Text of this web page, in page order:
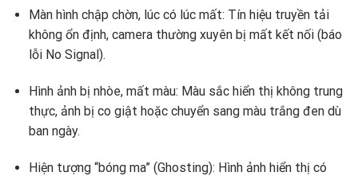
Màn hình chập chờn, lúc có lúc mất: Tín hiệu truyền tải
không ổn định, camera thường xuyên bị mất kết nối (báo
lỗi No Signal).
Hình ảnh bị nhòe, mất màu: Màu sắc hiển thị không trung
thực, ảnh bị co giật hoặc chuyển sang màu trắng đen dù
ban ngày.
Hiện tượng “bóng ma” (Ghosting): Hình ảnh hiển thị có